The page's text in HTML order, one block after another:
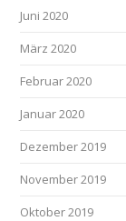
Juni 2020
März 2020
Februar 2020
Januar 2020
Dezember 2019
November 2019
Oktober 2019